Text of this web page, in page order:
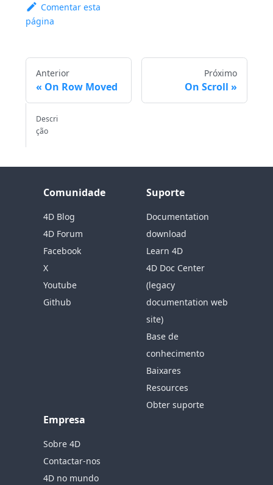
Comentar esta
página
Anterior
On Row Moved
Próximo
On Scroll
Descri
ção
Comunidade
4D Blog
4D Forum
Facebook
X
Youtube
Github
Suporte
Documentation
download
Learn 4D
4D Doc Center
(legacy
documentation web
site)
Base de
conhecimento
Baixares
Resources
Obter suporte
Empresa
Sobre 4D
Contactar-nos
4D no mundo